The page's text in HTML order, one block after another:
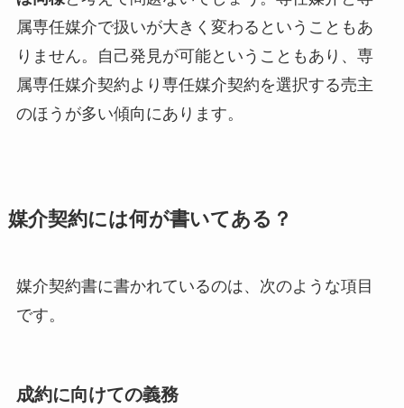
属専任媒介で扱いが大きく変わるということもあ
りません。自己発見が可能ということもあり、専
属専任媒介契約より専任媒介契約を選択する売主
のほうが多い傾向にあります。
媒介契約には何が書いてある？
媒介契約書に書かれているのは、次のような項目
です。
成約に向けての義務